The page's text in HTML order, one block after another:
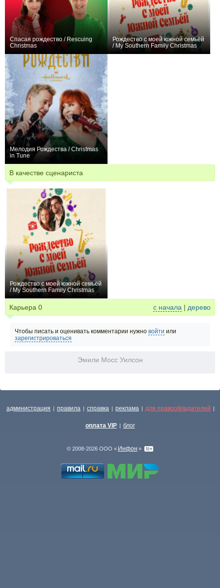
Спасая рождество / Rescuing
Christmas
Рождество с моей южной семьёй
/ My Southern Family Christmas
Мелодия Рождества / Christmas
in Tune
В качестве сценариста
Рождество с моей южной семьёй
/ My Southern Family Christmas
Карьера 0 с начала | дерево
Чтобы писать и оценивать комментарии нужно войти или
зарегистрироваться
Эмили Мосс Уилсон
администрация | правила | справка | реклама | для правообладателей |
оплата VIP | блог
© 2008-2026 ООО « Инфон »